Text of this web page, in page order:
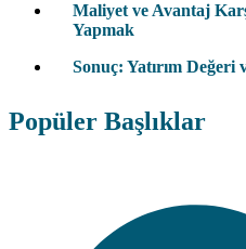
Maliyet ve Avantaj
Yapmak
Sonuç: Yatırım Değeri
Popüler Başlıklar